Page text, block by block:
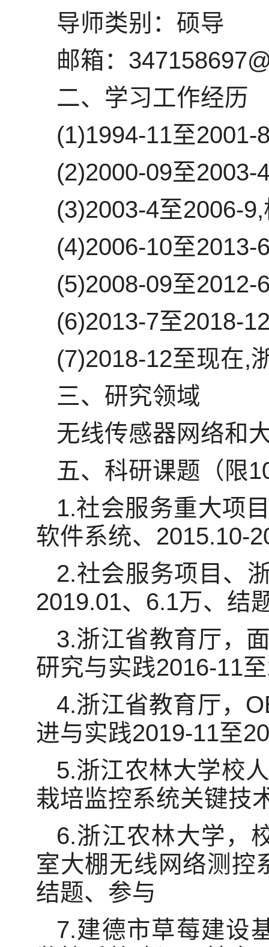
导师类别：硕导
邮箱：
二、学习工作经历
(1)1994-11至
(2)2000-09至2003-
(3)2003-4至2006-
(4)2006-10至2013-
(5)2008-09至2012-
(6)2013-7至2018-
(7)2018-12至现在,
三、研究领域
无线传感器网络和
五、科研课题（限
1.社会服务重大项
软件系统、2015.10-
2.社会服务项目、
2019.01、6.1万、结
3.浙江省教育厅，
研究与实践2016-11
4.浙江省教育厅，
进与实践2019-11至
5.浙江农林大学校
栽培监控系统关键技
6.浙江农林大学，
室大棚无线网络测控
结题、参与
7.建德市草莓建设